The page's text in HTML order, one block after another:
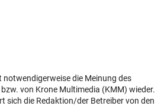
notwendigerweise die Meinung des
von Krone Multimedia (KMM) wieder.
sich die Redaktion/der Betreiber von den